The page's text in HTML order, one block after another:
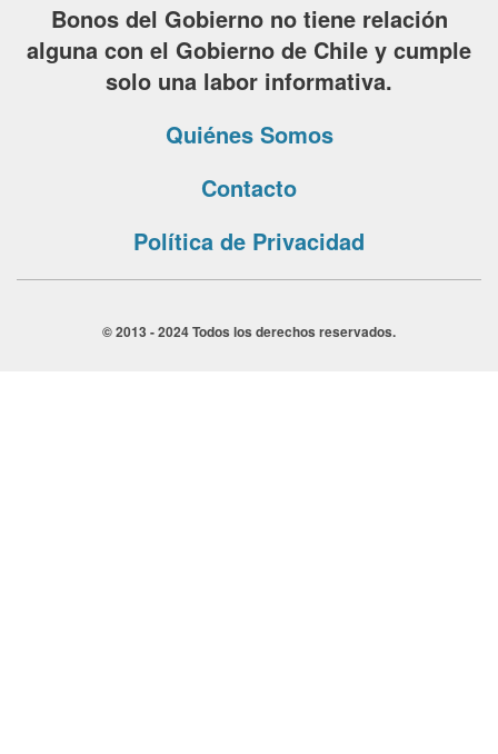
Bonos del Gobierno no tiene relación
alguna con el Gobierno de Chile y cumple
solo una labor informativa.
Quiénes Somos
Contacto
Política de Privacidad
© 2013 - 2024 Todos los derechos reservados.